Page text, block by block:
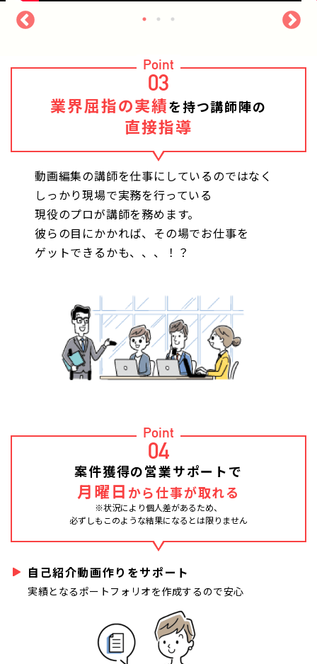
Point
03
業界屈指の実績を持つ講師陣の
直接指導
動画編集の講師を仕事にしているのではなく
しっかり現場で実務を行っている
現役のプロが講師を務めます。
彼らの目にかかれば、その場でお仕事を
ゲットできるかも、、、！？
Point
04
案件獲得の営業サポートで
月曜日 から仕事が取れる
※状況により個人差があるため、
必ずしもこのような結果になるとは限りません
自己紹介動画作りをサポート
実績となるポートフォリオを作成するので安心